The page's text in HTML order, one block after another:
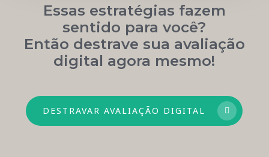
Essas estratégias fazem
sentido para você?
Então destrave sua avaliação
digital agora mesmo!
DESTRAVAR AVALIAÇÃO DIGITAL